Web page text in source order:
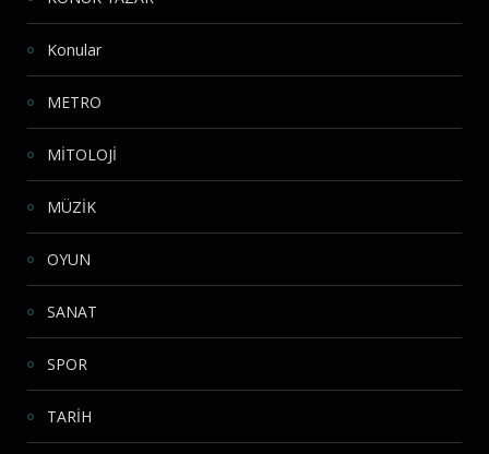
Konular
METRO
MİTOLOJİ
MÜZİK
OYUN
SANAT
SPOR
TARİH